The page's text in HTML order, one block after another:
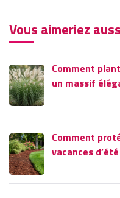
Vous aimeriez
Comment
un massif
Comment
vacances